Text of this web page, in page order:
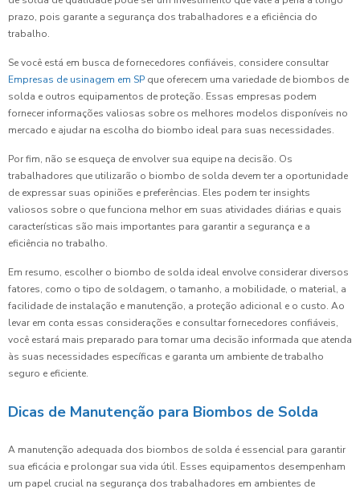
prazo, pois garante a segurança dos trabalhadores e a eficiência do
trabalho.
Se você está em busca de fornecedores confiáveis, considere consultar
Empresas de usinagem em SP que oferecem uma variedade de biombos de
solda e outros equipamentos de proteção. Essas empresas podem
fornecer informações valiosas sobre os melhores modelos disponíveis no
mercado e ajudar na escolha do biombo ideal para suas necessidades.
Por fim, não se esqueça de envolver sua equipe na decisão. Os
trabalhadores que utilizarão o biombo de solda devem ter a oportunidade
de expressar suas opiniões e preferências. Eles podem ter insights
valiosos sobre o que funciona melhor em suas atividades diárias e quais
características são mais importantes para garantir a segurança e a
eficiência no trabalho.
Em resumo, escolher o biombo de solda ideal envolve considerar diversos
fatores, como o tipo de soldagem, o tamanho, a mobilidade, o material, a
facilidade de instalação e manutenção, a proteção adicional e o custo. Ao
levar em conta essas considerações e consultar fornecedores confiáveis,
você estará mais preparado para tomar uma decisão informada que atenda
às suas necessidades específicas e garanta um ambiente de trabalho
seguro e eficiente.
Dicas de Manutenção para Biombos de Solda
A manutenção adequada dos biombos de solda é essencial para garantir
sua eficácia e prolongar sua vida útil. Esses equipamentos desempenham
um papel crucial na segurança dos trabalhadores em ambientes de